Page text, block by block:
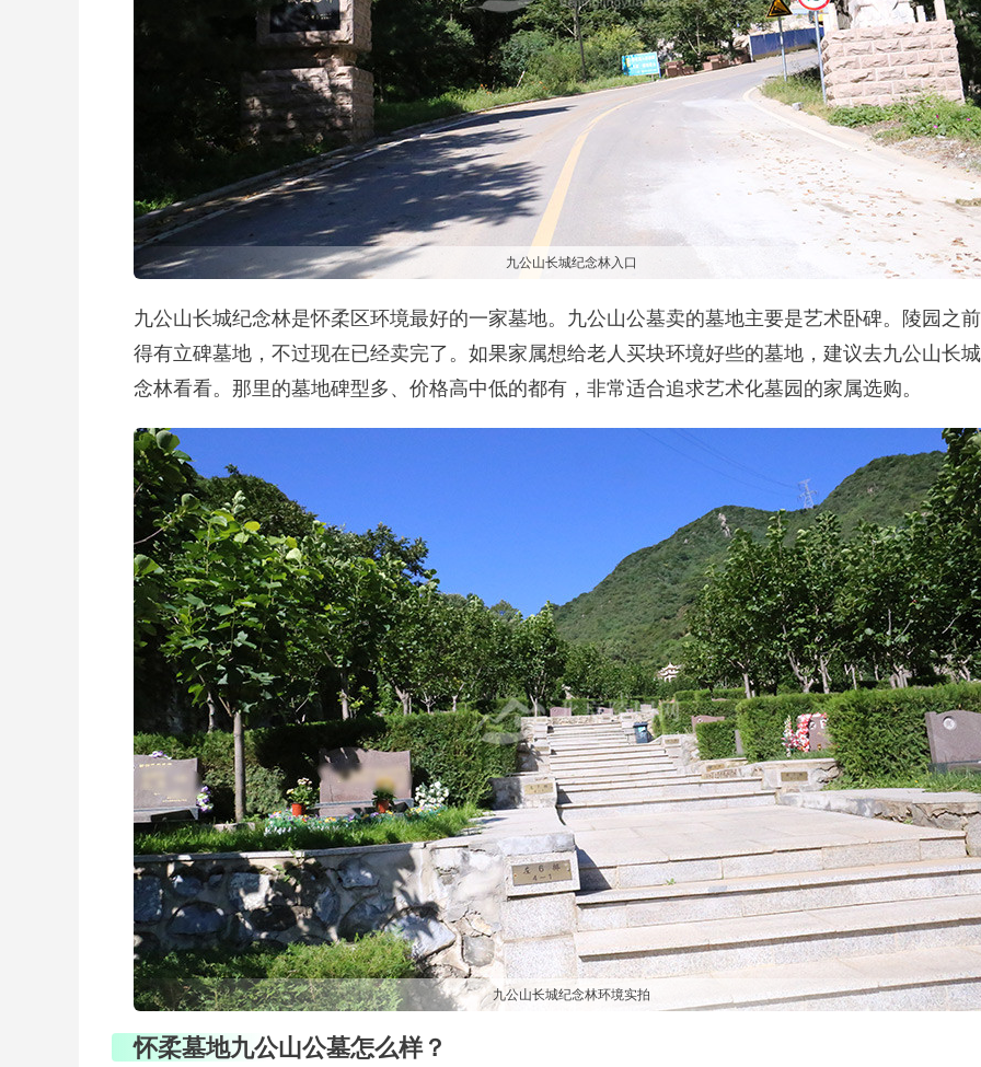
九公山长城纪念林入口
九公山长城纪念林是怀柔区环境最好的一家墓地。九公山公墓卖的墓地主要是艺术卧碑。陵园之
得有立碑墓地，不过现在已经卖完了。如果家属想给老人买块环境好些的墓地，建议去九公山长
念林看看。那里的墓地碑型多、价格高中低的都有，非常适合追求艺术化墓园的家属选购。
九公山长城纪念林环境实拍
怀柔墓地九公山公墓怎么样？